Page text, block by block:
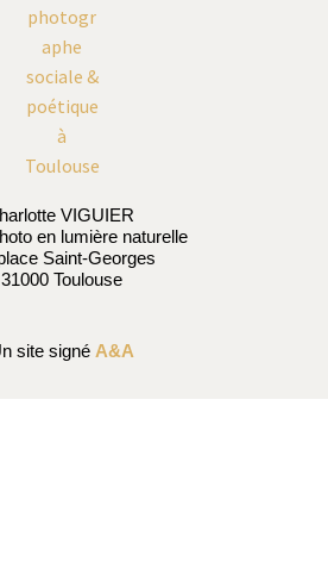
VIGUIER
en lumière naturelle
Saint-Georges
31000 Toulouse
site signé A&A